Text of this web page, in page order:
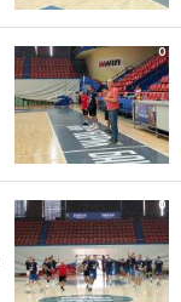
0
0